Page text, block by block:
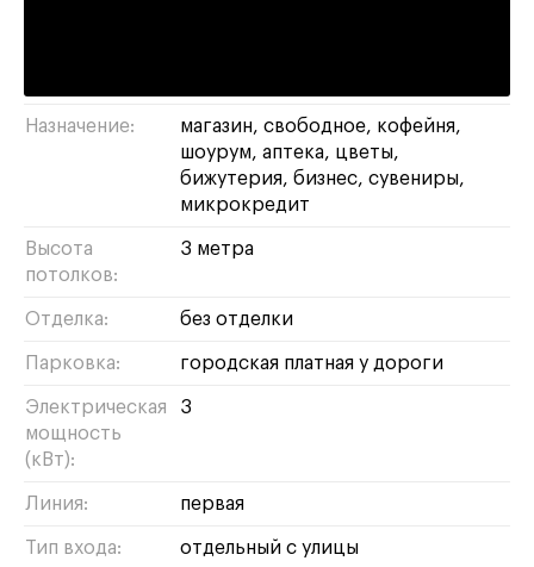
Назначение: магазин свободное
кофейня
шоурум аптека
цветы
бижутерия бизнес сувениры
микрокредит
Высота
потолков:
3 метра
Отделка: без отделки
Парковка: городская платная у дороги
Электрическая
мощность
(кВт):
3
Линия: первая
Тип входа: отдельный с улицы